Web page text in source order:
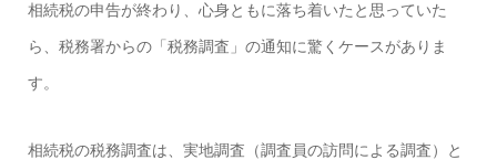
相続税の申告が終わり、心身ともに落ち着いたと思っていた
ら、税務署からの「税務調査」の通知に驚くケースがありま
す。
相続税の税務調査は、実地調査（調査員の訪問による調査）と